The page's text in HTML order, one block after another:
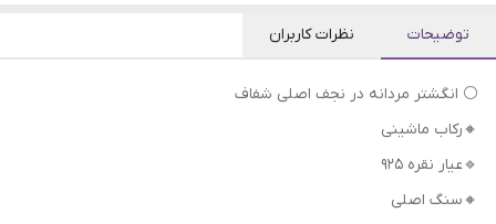
توضیحات نظرات کاربران
⚪ انگشتر مردانه در نجف اصلی شفاف
🔸رکاب ماشینی
🔹عیار نقره 925
🔸سنگ اصلی